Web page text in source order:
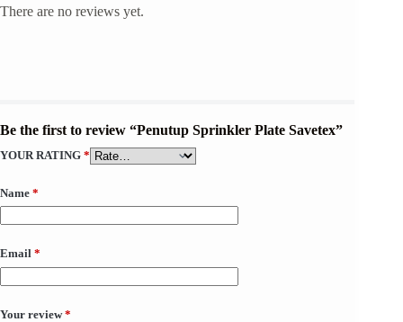
There are no reviews yet.
Be the first to review “Penutup Sprinkler Plate Savetex”
YOUR RATING *
Name *
Email *
Your review*